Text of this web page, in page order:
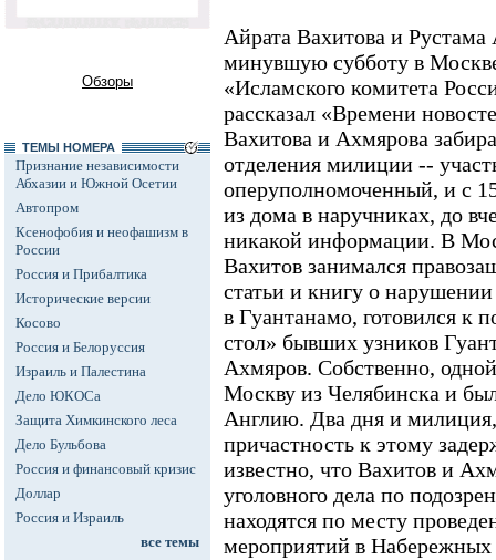
Обзоры
ТЕМЫ НОМЕРА
Признание независимости
Абхазии и Южной Осетии
Автопром
Ксенофобия и неофашизм в
России
Россия и Прибалтика
Исторические версии
Косово
Россия и Белоруссия
Израиль и Палестина
Дело ЮКОСа
Защита Химкинского леса
Дело Бульбова
Россия и финансовый кризис
Доллар
Россия и Израиль
все темы
Айрата Вахитова и
минувшую субботу в
«Исламского комитета
рассказал «Времени
Вахитова и Ахмярова
отделения милиции --
оперуполномоченный, и с
из дома в наручниках, до
никакой информации. В
Вахитов занимался
статьи и книгу о
в Гуантанамо, готовился к
стол» бывших узников
Ахмяров. Собственно,
Москву из Челябинска и
Англию. Два дня и
причастность к этому
известно, что Вахитов и
уголовного дела по
находятся по месту
мероприятий в Набережных